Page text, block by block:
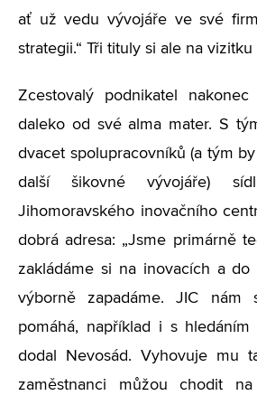
ať už vedu vývojáře ve své
strategii.“ Tři tituly si ale na vizitku
Zcestovalý podnikatel
daleko od své alma mater. S
dvacet spolupracovníků (a tým
další šikovné vývojáře)
Jihomoravského inovačního
dobrá adresa: „Jsme primárně
zakládáme si na inovacích a do
výborně zapadáme. JIC nám
pomáhá, například i s hledáním
dodal Nevosád. Vyhovuje mu
zaměstnanci můžou chodit